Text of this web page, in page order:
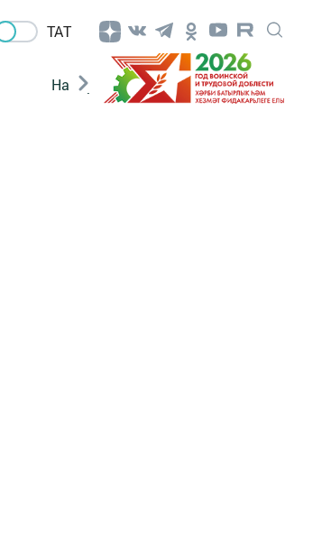
ТАТ
Нацпроекты Поколение будущего